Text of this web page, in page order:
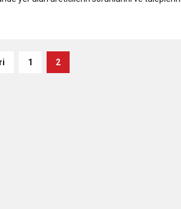
GÖNÜLLERE DOKUNAN ZİYARET
1 2